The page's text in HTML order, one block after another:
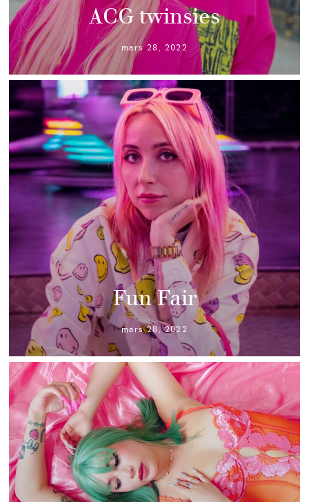
ACG twinsies
mars 28, 2022
Fun Fair
mars 28, 2022